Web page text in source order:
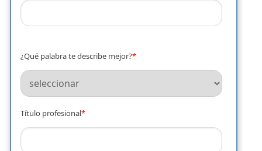
¿Qué palabra te describe mejor?*
Título profesional*